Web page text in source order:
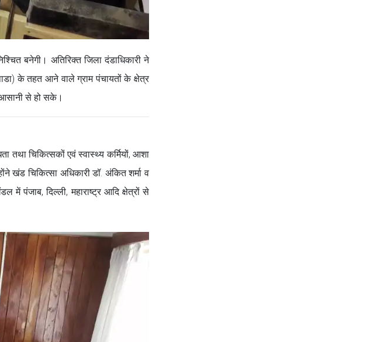
बनेगी। अतिरिक्त जिला दंडाधिकारी ने
के तहत आने वाले ग्राम पंचायतों के क्षेत्र
आसानी से हो सके।
तथा चिकित्सकों एवं स्वास्थ्य कर्मियों, आशा
खंड चिकित्सा अधिकारी डॉ. अंकित शर्मा व
में पंजाब, दिल्ली, महाराष्ट्र आदि क्षेत्रों से